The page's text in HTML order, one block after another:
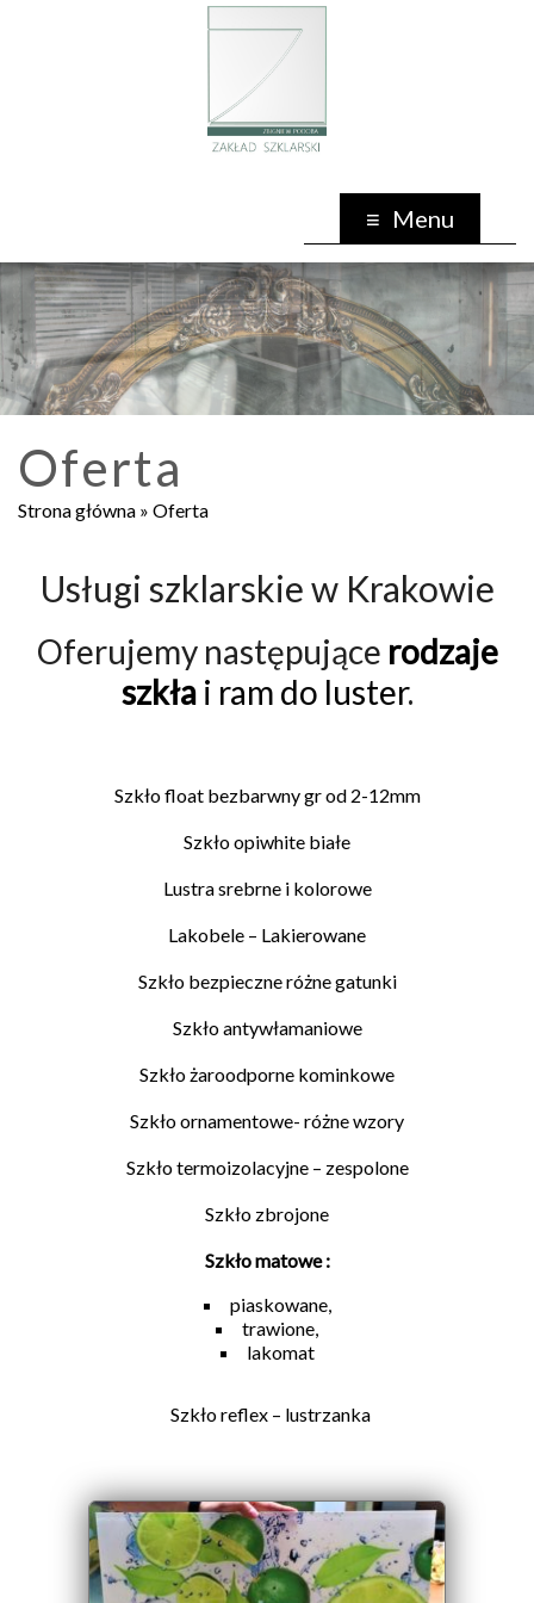
Menu
Oferta
Strona główna » Oferta
Usługi szklarskie w Krakowie
Oferujemy następujące rodzaje
szkłai ram do luster.
Szkło float bezbarwny gr od 2-12mm
Szkło opiwhite białe
Lustra srebrne i kolorowe
Lakobele – Lakierowane
Szkło bezpieczne różne gatunki
Szkło antywłamaniowe
Szkło żaroodporne kominkowe
Szkło ornamentowe- różne wzory
Szkło termoizolacyjne – zespolone
Szkło zbrojone
Szkło matowe :
piaskowane,
trawione,
lakomat
Szkło reflex – lustrzanka